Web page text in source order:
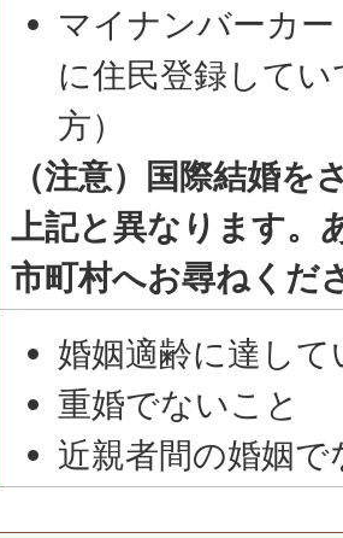
マイナンバーカ
に住民登録して
方）
（注意）国際結婚を
上記と異なります。
市町村へお尋ねくだ
婚姻適齢に達し
重婚でないこと
近親者間の婚姻